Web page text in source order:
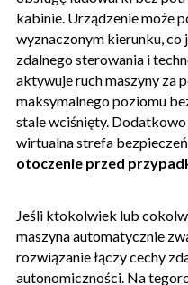
kabinie. Urządzenie może
wyznaczonym kierunku,
zdalnego sterowania i
aktywuje ruch maszyny za
maksymalnego poziomu
stale wciśnięty.
wirtualna strefa
otoczenie przed
Jeśli ktokolwiek lub
maszyna automatycznie
rozwiązanie łączy cechy
autonomiczności. Na